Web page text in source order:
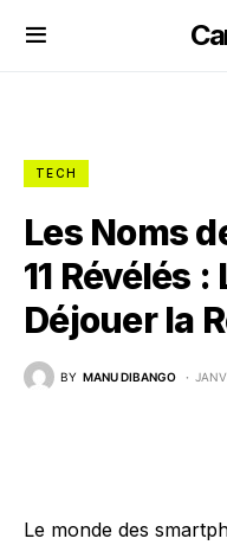
TECH
Les Noms
11 Révélés :
Déjouer la
BY MANU DIBANGO
Le monde des